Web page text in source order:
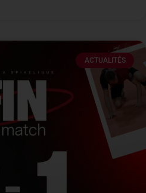
ACTUALITÉS